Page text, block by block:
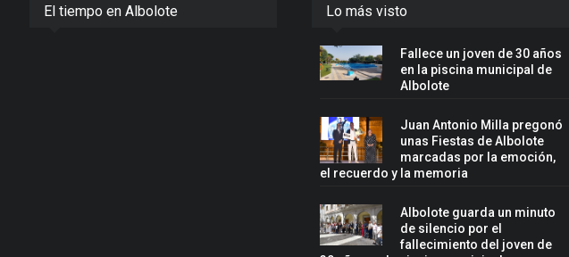
El tiempo en Albolote Lo más visto
Fallece un joven de 30 años
en la piscina municipal de
Albolote
Juan Antonio Milla pregonó
unas Fiestas de Albolote
marcadas por la emoción,
el recuerdo y la memoria
Albolote guarda un minuto
de silencio por el
fallecimiento del joven de